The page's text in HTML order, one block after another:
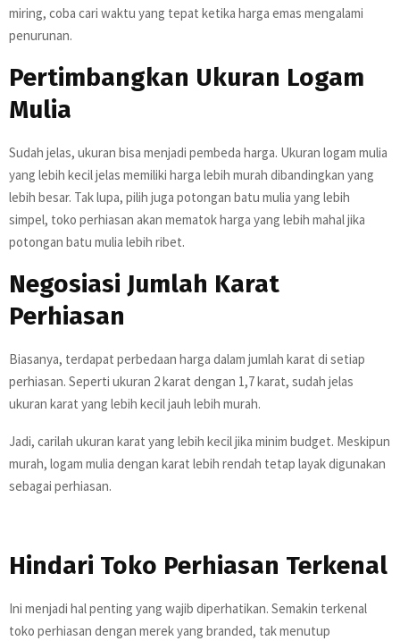
miring, coba cari waktu yang tepat ketika harga emas mengalami
penurunan.
Pertimbangkan Ukuran Logam
Mulia
Sudah jelas, ukuran bisa menjadi pembeda harga. Ukuran logam mulia
yang lebih kecil jelas memiliki harga lebih murah dibandingkan yang
lebih besar. Tak lupa, pilih juga potongan batu mulia yang lebih
simpel, toko perhiasan akan mematok harga yang lebih mahal jika
potongan batu mulia lebih ribet.
Negosiasi Jumlah Karat
Perhiasan
Biasanya, terdapat perbedaan harga dalam jumlah karat di setiap
perhiasan. Seperti ukuran 2 karat dengan 1,7 karat, sudah jelas
ukuran karat yang lebih kecil jauh lebih murah.
Jadi, carilah ukuran karat yang lebih kecil jika minim budget. Meskipun
murah, logam mulia dengan karat lebih rendah tetap layak digunakan
sebagai perhiasan.
Hindari Toko Perhiasan Terkenal
Ini menjadi hal penting yang wajib diperhatikan. Semakin terkenal
toko perhiasan dengan merek yang branded, tak menutup